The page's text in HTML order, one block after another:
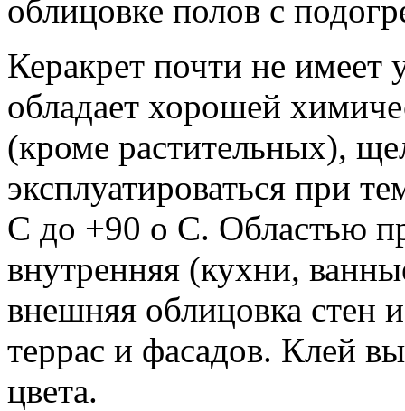
облицовке полов с
Керакрет почти не имеет
обладает хорошей
(кроме растительных),
эксплуатироваться при
С до +90 о С. Областью
внутренняя (кухни,
внешняя облицовка стен
террас и фасадов. Клей
цвета.